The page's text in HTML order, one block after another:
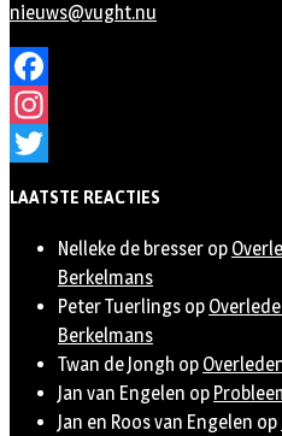
nieuws@vught.nu
Facebook
Instagram
LAATSTE REACTIES
Nelleke de bresser op
Berkelmans
Peter Tuerlings op
Berkelmans
Twan de Jongh op
Jan van Engelen op
Jan en Roos van Engelen op